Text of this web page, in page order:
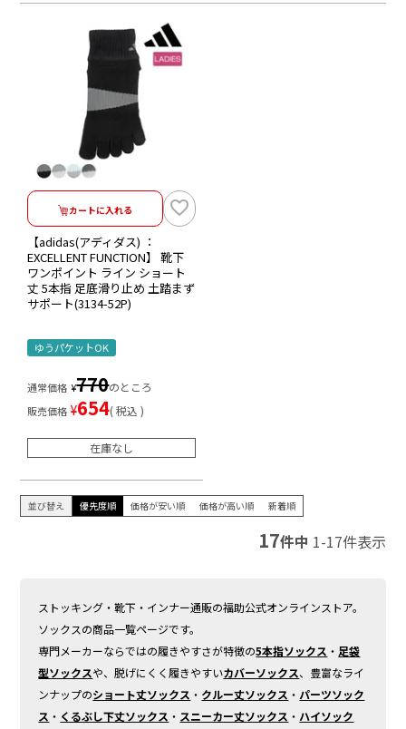
カートに入れる
【adidas(アディダス) ：
EXCELLENT FUNCTION】 靴下
ワンポイント ライン ショート
丈 5本指 足底滑り止め 土踏まず
サポート(3134-52P)
ゆうパケットOK
通常価格 ¥770のところ
販売価格 ¥654 税込
在庫なし
並び替え 優先度順 価格が安い順 価格が高い順 新着順
17件中 1-17件表示
ストッキング・靴下・インナー通販の福助公式オンラインストア。
ソックスの商品一覧ページです。
専門メーカーならではの履きやすさが特徴の5本指ソックス ・ 足袋
型ソックスや、脱げにくく履きやすいカバーソックス、豊富なライ
ンナップのショート丈ソックス ・ クルー丈ソックス ・ パーツソック
ス ・ くるぶし下丈ソックス ・ スニーカー丈ソックス ・ ハイソック